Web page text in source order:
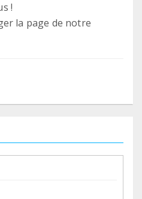
!
la page de notre